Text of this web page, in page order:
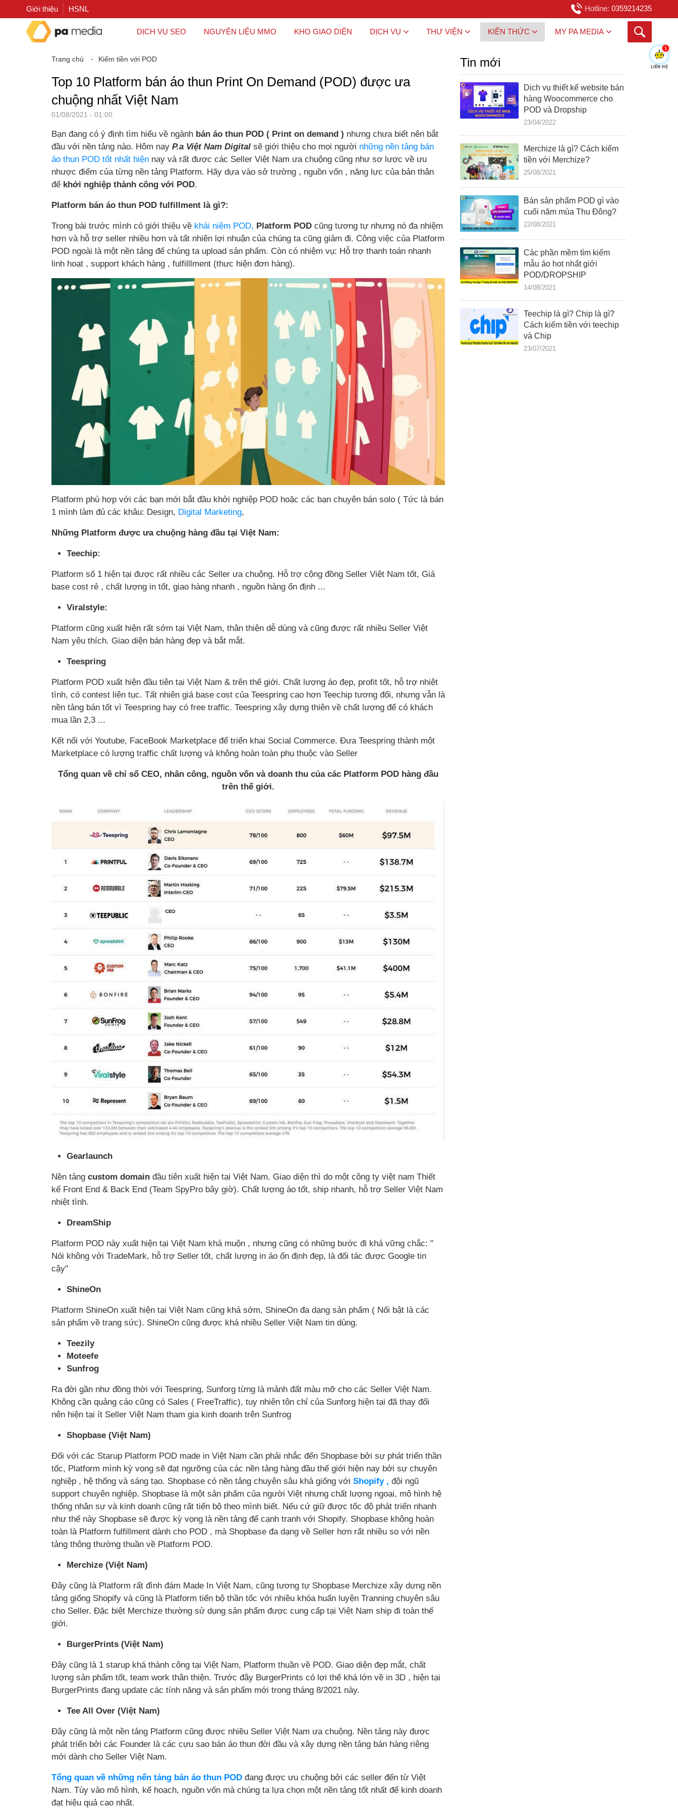
Giới thiệu HSNL Hotline: 0359214235
DỊCH VỤ SEO NGUYÊN LIỆU MMO KHO GIAO DIỆN DỊCH VỤ THƯ VIỆN KIẾN THỨC MY PA MEDIA
Trang chủ ⁃ Kiếm tiền với POD
Top 10 Platform bán áo thun Print On Demand (POD) được ưa
chuộng nhất Việt Nam
01/08/2021 - 01:00
Bạn đang có ý định tìm hiểu về ngành bán áo thun POD ( Print on demand ) nhưng chưa biết nên bắt
đầu với nền tảng nào. Hôm nay P.a Việt Nam Digital sẽ giới thiệu cho mọi người những nền tảng bán
áo thun POD tốt nhất hiện nay và rất được các Seller Việt Nam ưa chuộng cũng như sơ lược về ưu
nhược điểm của từng nền tảng Platform. Hãy dựa vào sở trường , nguồn vốn , năng lực của bản thân
để khởi nghiệp thành công với POD.
Platform bán áo thun POD fulfillment là gì?:
Trong bài trước mình có giới thiệu về khái niệm POD, Platform POD cũng tương tự nhưng nó đa nhiệm
hơn và hỗ trợ seller nhiều hơn và tất nhiên lợi nhuận của chúng ta cũng giảm đi. Công việc của Platform
POD ngoài là một nền tảng để chúng ta upload sản phẩm. Còn có nhiệm vụ: Hỗ trợ thanh toán nhanh
linh hoạt , support khách hàng , fulfilllment (thực hiện đơn hàng).
Platform phù hợp với các bạn mới bắt đầu khởi nghiệp POD hoặc các bạn chuyên bán solo ( Tức là bán
1 mình làm đủ các khâu: Design, Digital Marketing,
Những Platform được ưa chuộng hàng đầu tại Việt Nam:
Teechip:
Platform số 1 hiện tại được rất nhiều các Seller ưa chuộng. Hỗ trợ cộng đồng Seller Việt Nam tốt, Giá
base cost rẻ , chất lượng in tốt, giao hàng nhanh , nguồn hàng ổn định ...
Viralstyle:
Platform cũng xuất hiện rất sớm tại Việt Nam, thân thiện dễ dùng và cũng được rất nhiều Seller Việt
Nam yêu thích. Giao diện bán hàng đẹp và bắt mắt.
Teespring
Platform POD xuất hiện đầu tiên tại Việt Nam & trên thế giới. Chất lượng áo đẹp, profit tốt, hỗ trợ nhiệt
tình, có contest liên tục. Tất nhiên giá base cost của Teespring cao hơn Teechip tương đối, nhưng vẫn là
nền tảng bán tốt vì Teespring hay có free traffic. Teespring xây dựng thiên về chất lượng để có khách
mua lần 2,3 ...
Kết nối với Youtube, FaceBook Marketplace để triển khai Social Commerce. Đưa Teespring thành một
Marketplace có lượng traffic chất lượng và không hoàn toàn phụ thuộc vào Seller
Tổng quan về chỉ số CEO, nhân công, nguồn vốn và doanh thu của các Platform POD hàng đầu
trên thế giới.
Gearlaunch
Nền tảng custom domain đầu tiên xuất hiện tại Việt Nam. Giao diện thì do một công ty việt nam Thiết
kế Front End & Back End (Team SpyPro bây giờ). Chất lượng áo tốt, ship nhanh, hỗ trợ Seller Việt Nam
nhiệt tình.
DreamShip
Platform POD này xuất hiện tại Việt Nam khá muộn , nhưng cũng có những bước đi khá vững chắc: "
Nói không với TradeMark, hỗ trợ Seller tốt, chất lượng in áo ổn định đẹp, là đối tác được Google tin
cậy"
ShineOn
Platform ShineOn xuất hiện tại Việt Nam cũng khá sớm, ShineOn đa dạng sản phẩm ( Nổi bật là các
sản phẩm về trang sức). ShineOn cũng được khá nhiều Seller Việt Nam tin dùng.
Teezily
Moteefe
Sunfrog
Ra đời gần như đồng thời với Teespring, Sunforg từng là mảnh đất màu mỡ cho các Seller Việt Nam.
Không cần quảng cáo cũng có Sales ( FreeTraffic), tuy nhiên tôn chỉ của Sunforg hiện tại đã thay đổi
nên hiện tại ít Seller Việt Nam tham gia kinh doanh trên Sunfrog
Shopbase (Việt Nam)
Đối với các Starup Platform POD made in Việt Nam cần phải nhắc đến Shopbase bởi sự phát triển thần
tốc, Platform mình kỳ vọng sẽ đạt ngưỡng của các nền tảng hàng đầu thế giới hiện nay bởi sự chuyên
nghiệp , hệ thống và sáng tạo. Shopbase có nền tảng chuyên sâu khá giống với Shopify , đội ngũ
support chuyên nghiệp. Shopbase là một sản phẩm của người Việt nhưng chất lượng ngoại, mô hình hệ
thống nhân sự và kinh doanh cũng rất tiến bộ theo mình biết. Nếu cứ giữ được tốc độ phát triển nhanh
như thế này Shopbase sẽ được kỳ vọng là nền tảng để cạnh tranh với Shopify. Shopbase không hoàn
toàn là Platform fulfillment dành cho POD , mà Shopbase đa dạng về Seller hơn rất nhiều so với nền
tảng thông thường thuần về Platform POD.
Merchize (Việt Nam)
Đây cũng là Platform rất đình đám Made In Việt Nam, cũng tương tự Shopbase Merchize xây dựng nền
tảng giống Shopify và cũng là Platform tiến bộ thần tốc với nhiều khóa huấn luyện Tranning chuyên sâu
cho Seller. Đặc biệt Merchize thường sử dụng sản phẩm được cung cấp tại Việt Nam ship đi toàn thế
giới.
BurgerPrints (Việt Nam)
Đây cũng là 1 starup khá thành công tại Việt Nam, Platform thuần về POD. Giao diện đẹp mắt, chất
lượng sản phẩm tốt, team work thân thiện. Trước đây BurgerPrints có lợi thế khá lớn về in 3D , hiện tại
BurgerPrints đang update các tính năng và sản phẩm mới trong tháng 8/2021 này.
Tee All Over (Việt Nam)
Đây cũng là một nền tảng Platform cũng được nhiều Seller Việt Nam ưa chuộng. Nền tảng này được
phát triển bởi các Founder là các cựu sao bán áo thun đời đầu và xây dựng nền tảng bán hàng riêng
mới dành cho Seller Việt Nam.
Tổng quan về những nển tảng bán áo thun POD đang được ưu chuộng bởi các seller đến từ Việt
Nam. Tùy vào mô hình, kế hoạch, nguồn vốn mà chúng ta lựa chọn một nền tảng tốt nhất để kinh doanh
đạt hiệu quả cao nhất.
Tin mới
Dịch vụ thiết kế website bán
hàng Woocommerce cho
POD và Dropship
23/04/2022
Merchize là gì? Cách kiếm
tiền với Merchize?
25/08/2021
Bán sản phẩm POD gì vào
cuối năm mùa Thu Đông?
22/08/2021
Các phần mềm tìm kiếm
mẫu áo hot nhất giới
POD/DROPSHIP
14/08/2021
Teechip là gì? Chip là gì?
Cách kiếm tiền với teechip
và Chip
23/07/2021
1
LIÊN HỆ